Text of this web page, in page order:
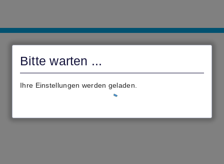
Bitte warten ...
Ihre Einstellungen werden geladen.